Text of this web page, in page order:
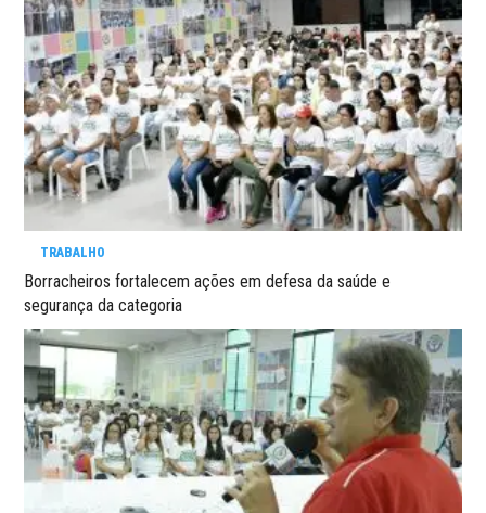
TRABALHO
Borracheiros fortalecem ações em defesa da saúde e
segurança da categoria